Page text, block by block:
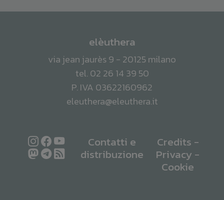
elèuthera
via jean jaurès 9 - 20125 milano
tel. 02 26 14 39 50
P. IVA 03622160962
eleuthera@eleuthera.it
Contatti e
distribuzione
Credits -
Privacy -
Cookie